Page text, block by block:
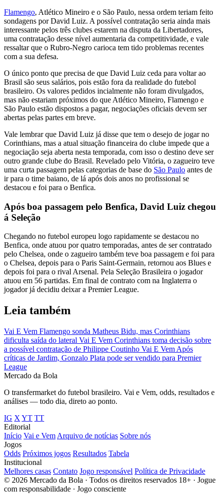
Flamengo, Atlético Mineiro e o São Paulo, nessa ordem teriam feito
sondagens por David Luiz. A possível contratação seria ainda mais
interessante pelos três clubes estarem na disputa da Libertadores,
uma contratação desse nível aumentaria da competitividade, e vale
ressaltar que o Rubro-Negro carioca tem tido problemas recentes
com a sua defesa.
O único ponto que precisa de que David Luiz ceda para voltar ao
Brasil são seus salários, pois estão fora da realidade do futebol
brasileiro. Os valores pedidos incialmente não foram divulgados,
mas não estariam próximos do que Atlético Mineiro, Flamengo e
São Paulo estão dispostos a pagar, negociações oficiais devem ser
abertas pelas partes em breve.
Vale lembrar que David Luiz já disse que tem o desejo de jogar no
Corinthians, mas a atual situação financeira do clube impede que a
negociação seja aberta nesta temporada, com isso o destino deve ser
outro grande clube do Brasil. Revelado pelo Vitória, o zagueiro teve
uma curta passagem pelas categorias de base do São Paulo antes de
ir para o time baiano, de lá após dois anos no profissional se
destacou e foi para o Benfica.
Após boa passagem pelo Benfica, David Luiz chegou
á Seleção
Chegando no futebol europeu logo rapidamente se destacou no
Benfica, onde atuou por quatro temporadas, antes de ser contratado
pelo Chelsea, onde o zagueiro também teve boa passagem e foi para
o Chelsea, depois para o Paris Saint-Germain, retornou aos Blues e
depois foi para o rival Arsenal. Pela Seleção Brasileira o jogador
atuou em 56 partidas. Em final de contrato com na Inglaterra o
jogador já decidiu deixar a Premier League.
Leia também
Vai E Vem Flamengo sonda Matheus Bidu, mas Corinthians
dificulta saída do lateral Vai E Vem Corinthians toma decisão sobre
a possível contratação de Philippe Coutinho Vai E Vem Após
críticas de Jardim, Gonzalo Plata pode ser vendido para Premier
League
Mercado da Bola
O transfermarket do futebol brasileiro. Vai e Vem, odds, resultados e
análises — todo dia, direto ao ponto.
IG X YT TT
Editorial
Início Vai e Vem Arquivo de notícias Sobre nós
Jogos
Odds Próximos jogos Resultados Tabela
Institucional
Melhores casas Contato Jogo responsável Política de Privacidade
© 2026 Mercado da Bola · Todos os direitos reservados 18+ · Jogue
com responsabilidade · Jogo consciente